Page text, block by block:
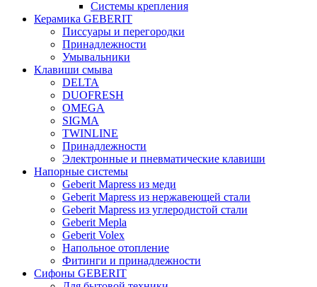
Системы крепления
Керамика GEBERIT
Писсуары и перегородки
Принадлежности
Умывальники
Клавиши смыва
DELTA
DUOFRESH
OMEGA
SIGMA
TWINLINE
Принадлежности
Электронные и пневматические клавиши
Напорные системы
Geberit Mapress из меди
Geberit Mapress из нержавеющей стали
Geberit Mapress из углеродистой стали
Geberit Mepla
Geberit Volex
Напольное отопление
Фитинги и принадлежности
Сифоны GEBERIT